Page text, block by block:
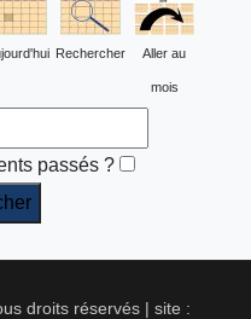
Rechercher Aller au
mois
passés ?
droits réservés | site :